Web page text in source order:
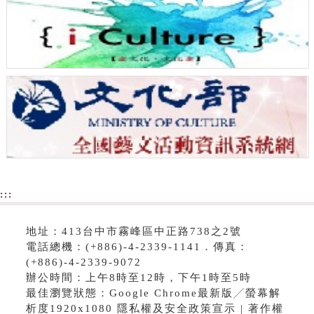
:::
地址：413台中市霧峰區中正路738之2號
電話總機：(+886)-4-2339-1141．傳真：
(+886)-4-2339-9072
辦公時間：上午8時至12時，下午1時至5時
最佳瀏覽狀態：Google Chrome最新版╱螢幕解
析度1920x1080 隱私權及安全政策宣示 | 著作權